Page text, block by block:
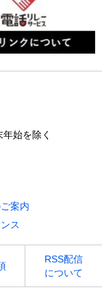
始を除く
案内
ス
RSS配信
について